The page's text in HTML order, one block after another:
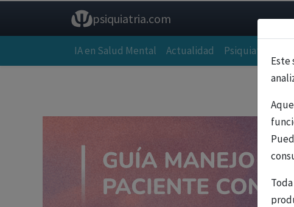
psiquiatria.com
IA en Salud Mental Actualidad Psiquiatría
Este